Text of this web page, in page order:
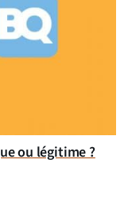
ou légitime ?